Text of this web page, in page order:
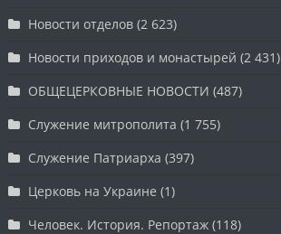
Новости отделов (2 623)
Новости приходов и монастырей (2 431)
ОБЩЕЦЕРКОВНЫЕ НОВОСТИ (487)
Служение митрополита (1 755)
Служение Патриарха (397)
Церковь на Украине (1)
Человек. История. Репортаж (118)